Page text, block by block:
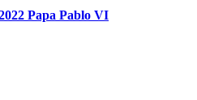
Papa Pablo VI